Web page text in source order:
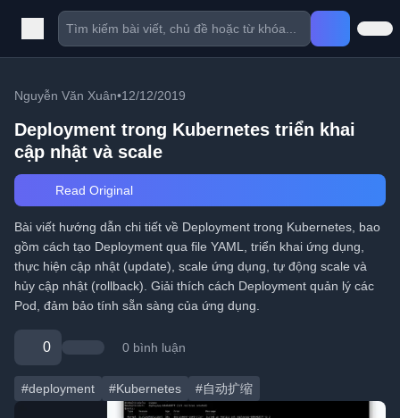
Nguyễn Văn Xuân•12/12/2019
Deployment trong Kubernetes triển khai
cập nhật và scale
Read Original
Bài viết hướng dẫn chi tiết về Deployment trong Kubernetes, bao
gồm cách tạo Deployment qua file YAML, triển khai ứng dụng,
thực hiện cập nhật (update), scale ứng dụng, tự động scale và
hủy cập nhật (rollback). Giải thích cách Deployment quản lý các
Pod, đảm bảo tính sẵn sàng của ứng dụng.
0 0 bình luận
#deployment #Kubernetes #自动扩缩